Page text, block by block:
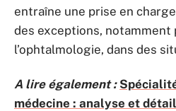
entraîne une prise en
des exceptions, notamment
l’ophtalmologie, dans des
A lire également :
médecine : analyse et